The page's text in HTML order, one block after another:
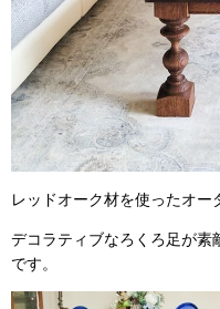
レッドオーク材を使ったオー
デコラティブなろくろ足が素
です。